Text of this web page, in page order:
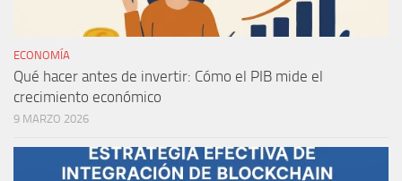
ECONOMÍA
Qué hacer antes de invertir: Cómo el PIB mide el
crecimiento económico
9 MARZO 2026